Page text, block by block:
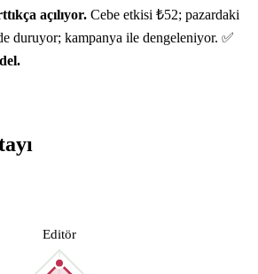
açılıyor. Cebe etkisi ₺52; pazardaki
duruyor; kampanya ile dengeleniyor. ✅
Editör